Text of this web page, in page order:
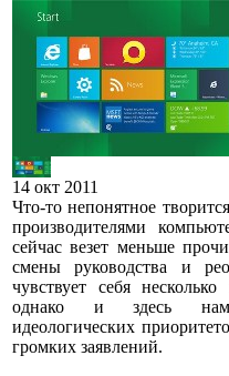
14 окт 2011
Что-то непонятное
производителями
сейчас везет меньше
смены руководства и
чувствует себя
однако и здесь
идеологических
громких заявлений.